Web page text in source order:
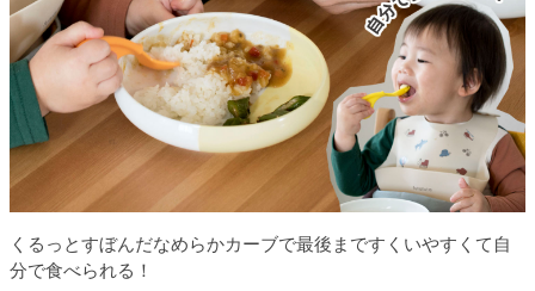
くるっとすぼんだなめらかカーブで最後まですくいやすくて自
分で食べられる！